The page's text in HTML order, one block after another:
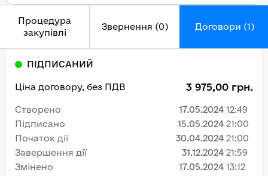
Процедура
закупівлі
Звернення (0) Договори (1)
ПІДПИСАНИЙ
Ціна договору, без ПДВ 3 975,00 грн.
Створено 17.05.2024 12:49
Підписано
15.05.2024 21:00
Початок дії
30.04.2024 21:00
Завершення дії
31.12.2024 21:59
Змінено
17.05.2024 13:12